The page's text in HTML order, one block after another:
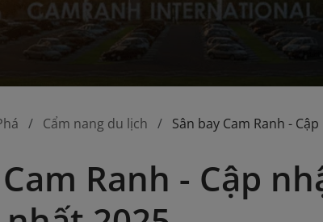
Cẩm nang du lịch Sân bay Cam Ranh -
Ranh - Cập